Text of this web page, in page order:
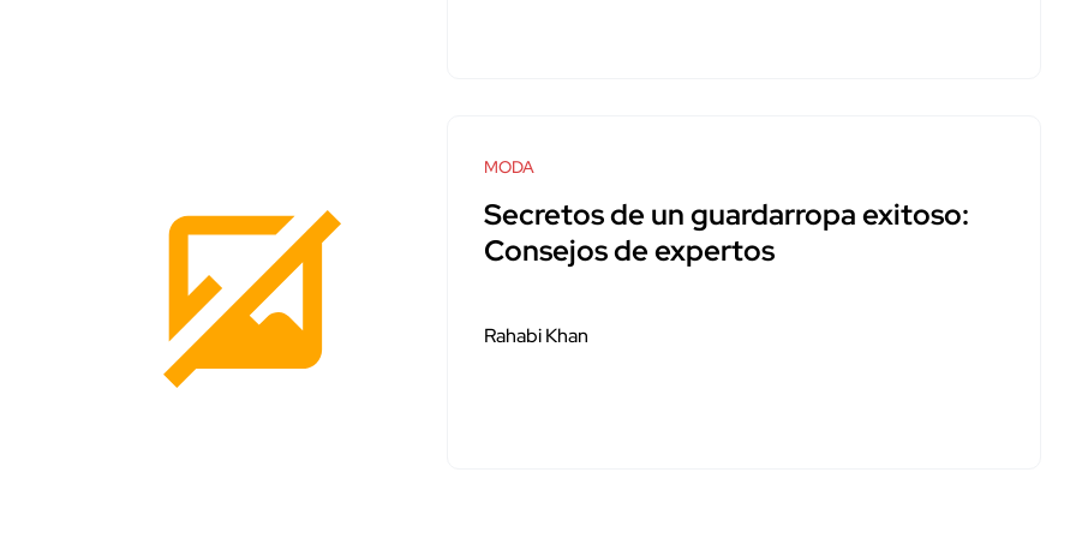
MODA
Secretos de un guardarropa exitoso:
Consejos de expertos
Rahabi Khan